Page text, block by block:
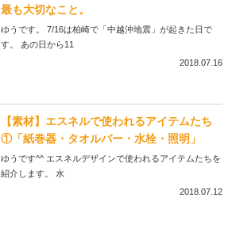
最も大切なこと。
ゆうです。 7/16は柏崎で「中越沖地震」が起きた日で
す。 あの日から11
2018.07.16
【素材】エスネルで使われるアイテムたち
①「紙巻器・タオルバー・水栓・照明」
ゆうです^^ エスネルデザインで使われるアイテムたちを
紹介します。 水
2018.07.12